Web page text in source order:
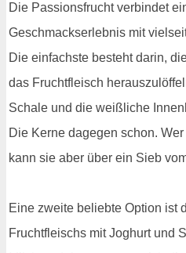
Die Passionsfrucht verbindet
Geschmackserlebnis mit
Die einfachste besteht darin,
das Fruchtfleisch
Schale und die weißliche
Die Kerne dagegen schon.
kann sie aber über ein Sieb
Eine zweite beliebte Option ist
Fruchtfleischs mit Joghurt und